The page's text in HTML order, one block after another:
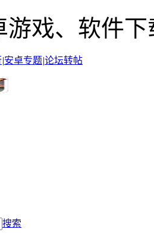
游戏、软件下
|安卓专题|论坛转帖
搜索